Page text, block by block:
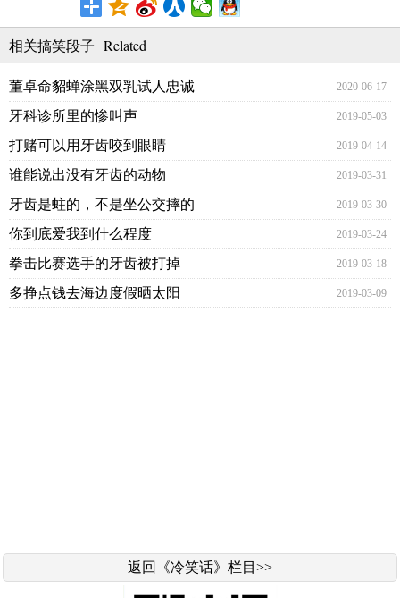
相关搞笑段子 Related
董卓命貂蝉涂黑双乳试人忠诚 2020-06-17
牙科诊所里的惨叫声 2019-05-03
打赌可以用牙齿咬到眼睛 2019-04-14
谁能说出没有牙齿的动物 2019-03-31
牙齿是蛀的，不是坐公交摔的 2019-03-30
你到底爱我到什么程度 2019-03-24
拳击比赛选手的牙齿被打掉 2019-03-18
多挣点钱去海边度假晒太阳 2019-03-09
返回《冷笑话》栏目>>